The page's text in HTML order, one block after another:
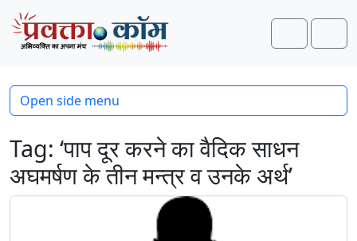
Skip to content
Skip to footer
Search
Tag: ‘पाप दूर करने का वैदिक साधन
अघमर्षण के तीन मन्त्र व उनके अर्थ’
Open side menu